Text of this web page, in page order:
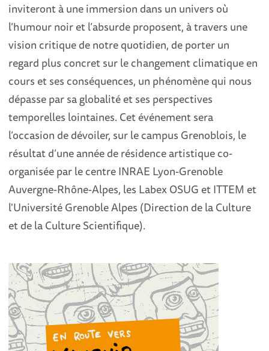
inviteront à une immersion dans un univers où
l’humour noir et l’absurde proposent, à travers une
vision critique de notre quotidien, de porter un
regard plus concret sur le changement climatique en
cours et ses conséquences, un phénomène qui nous
dépasse par sa globalité et ses perspectives
temporelles lointaines. Cet événement sera
l’occasion de dévoiler, sur le campus Grenoblois, le
résultat d’une année de résidence artistique co-
organisée par le centre INRAE Lyon-Grenoble
Auvergne-Rhône-Alpes, les Labex OSUG et ITTEM et
l'Université Grenoble Alpes (Direction de la Culture
et de la Culture Scientifique).